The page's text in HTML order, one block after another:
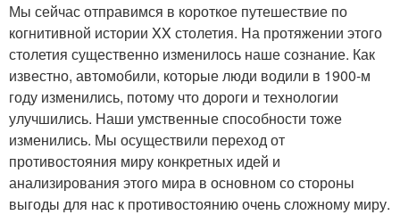
Мы сейчас отправимся в короткое путешествие по
когнитивной истории XX столетия. На протяжении этого
столетия существенно изменилось наше сознание. Как
известно, автомобили, которые люди водили в 1900-м
году изменились, потому что дороги и технологии
улучшились. Наши умственные способности тоже
изменились. Мы осуществили переход от
противостояния миру конкретных идей и
анализирования этого мира в основном со стороны
выгоды для нас к противостоянию очень сложному миру.